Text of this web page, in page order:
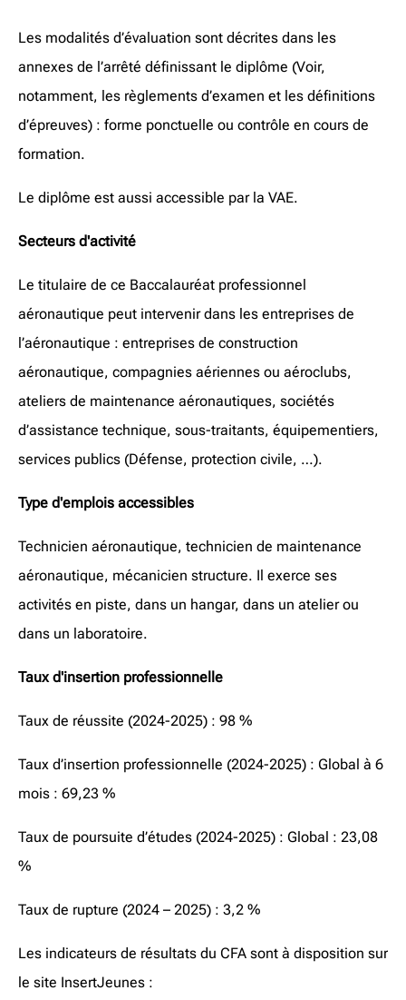
Les modalités d’évaluation sont décrites dans les
annexes de l’arrêté définissant le diplôme (Voir,
notamment, les règlements d’examen et les définitions
d’épreuves) : forme ponctuelle ou contrôle en cours de
formation.
Le diplôme est aussi accessible par la VAE.
Secteurs d'activité
Le titulaire de ce Baccalauréat professionnel
aéronautique peut intervenir dans les entreprises de
l’aéronautique : entreprises de construction
aéronautique, compagnies aériennes ou aéroclubs,
ateliers de maintenance aéronautiques, sociétés
d’assistance technique, sous-traitants, équipementiers,
services publics (Défense, protection civile, …).
Type d'emplois accessibles
Technicien aéronautique, technicien de maintenance
aéronautique, mécanicien structure. Il exerce ses
activités en piste, dans un hangar, dans un atelier ou
dans un laboratoire.
Taux d'insertion professionnelle
Taux de réussite (2024-2025) : 98 %
Taux d’insertion professionnelle (2024-2025) : Global à 6
mois : 69,23 %
Taux de poursuite d’études (2024-2025) : Global : 23,08
%
Taux de rupture (2024 – 2025) : 3,2 %
Les indicateurs de résultats du CFA sont à disposition sur
le site InsertJeunes :